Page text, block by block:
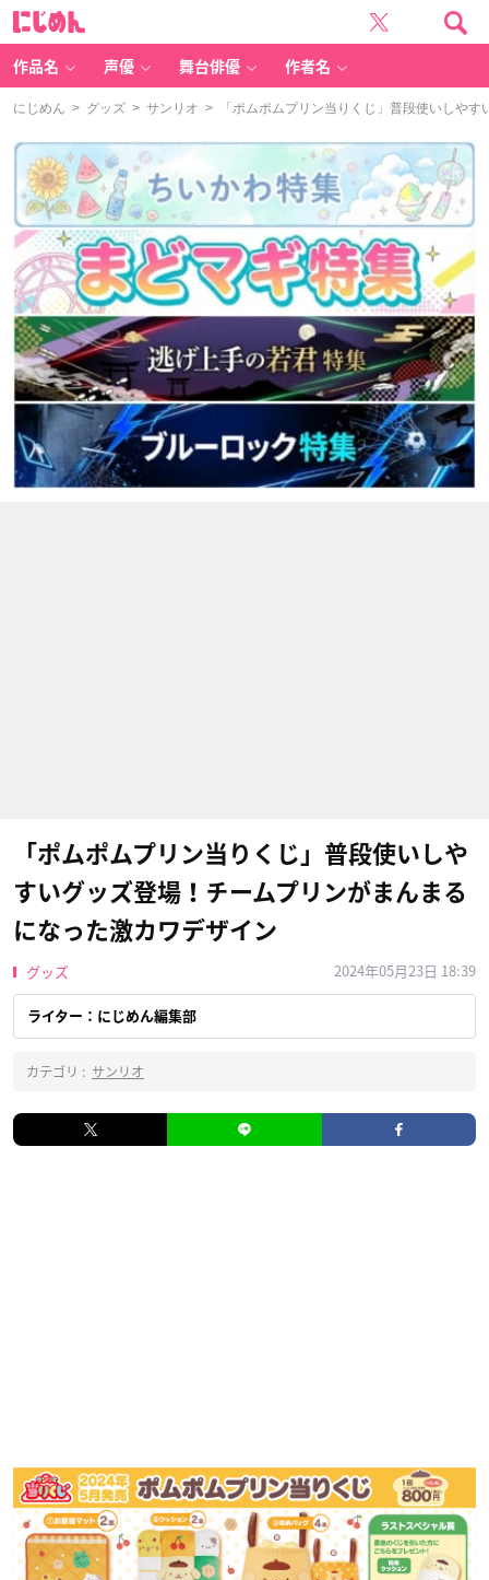
作品名 声優 舞台俳優 作者名
にじめん > グッズ > サンリオ > 「ポムポムプリン当りくじ」普段使いしやす
「ポムポムプリン当りくじ」普段使いしや
すいグッズ登場！チームプリンがまんまる
になった激カワデザイン
グッズ 2024年05月23日 18:39
ライター：にじめん編集部
カテゴリ : サンリオ